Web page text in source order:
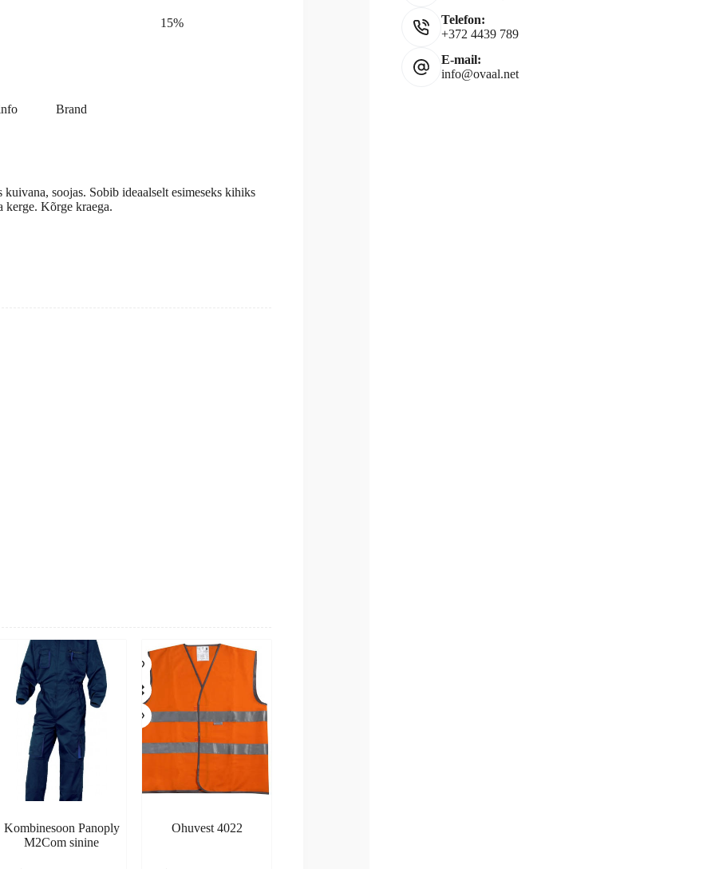
15%
Brand
soojas. Sobib ideaalselt esimeseks kihiks
kerge. Kõrge kraega.
Kombinesoon Panoply
M2Com sinine
Ohuvest 4022
Telefon:
+372 4439 789
E-mail:
info@ovaal.net